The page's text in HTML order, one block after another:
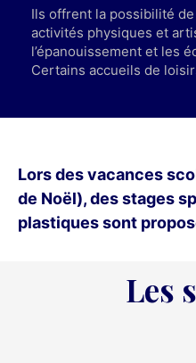
Ils offrent la possibilité
activités physiques et
l’épanouissement et les
Certains accueils de
Lors des vacances
de Noël), des stages
plastiques sont
Les